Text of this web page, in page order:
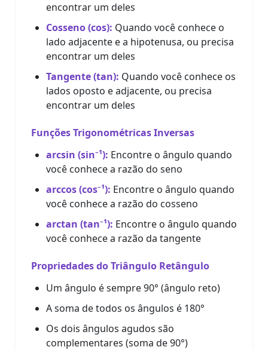
encontrar um deles
Cosseno (cos): Quando você conhece o
lado adjacente e a hipotenusa, ou precisa
encontrar um deles
Tangente (tan): Quando você conhece os
lados oposto e adjacente, ou precisa
encontrar um deles
Funções Trigonométricas Inversas
arcsin (sin⁻¹): Encontre o ângulo quando
você conhece a razão do seno
arccos (cos⁻¹): Encontre o ângulo quando
você conhece a razão do cosseno
arctan (tan⁻¹): Encontre o ângulo quando
você conhece a razão da tangente
Propriedades do Triângulo Retângulo
Um ângulo é sempre 90° (ângulo reto)
A soma de todos os ângulos é 180°
Os dois ângulos agudos são
complementares (soma de 90°)